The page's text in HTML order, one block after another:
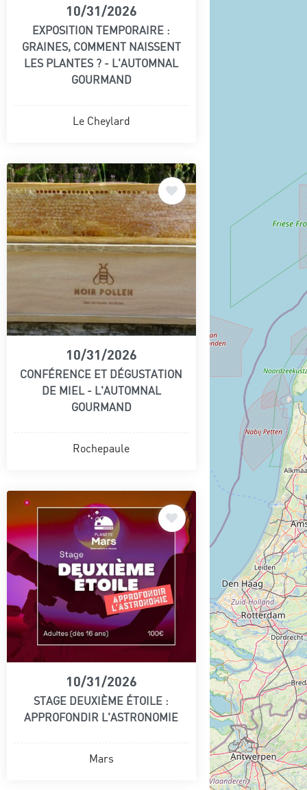
10/31/2026
EXPOSITION TEMPORAIRE :
GRAINES, COMMENT NAISSENT
LES PLANTES ? - L'AUTOMNAL
GOURMAND
Le Cheylard
10/31/2026
CONFÉRENCE ET DÉGUSTATION
DE MIEL - L'AUTOMNAL
GOURMAND
Rochepaule
10/31/2026
STAGE DEUXIÈME ÉTOILE :
APPROFONDIR L'ASTRONOMIE
Mars